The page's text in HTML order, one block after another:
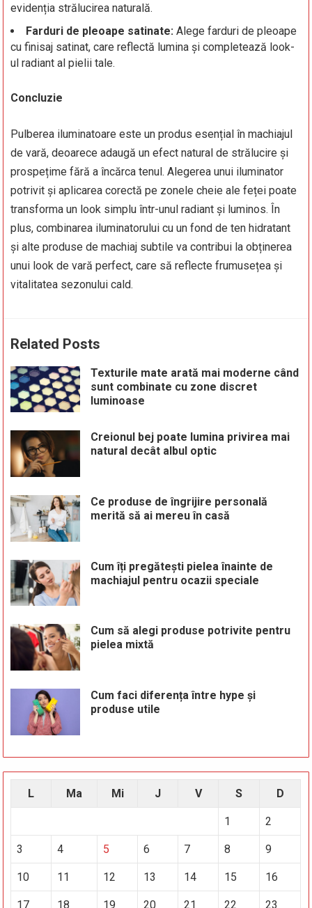
evidenția strălucirea naturală.
Farduri de pleoape satinate: Alege farduri de pleoape
cu finisaj satinat, care reflectă lumina și completează look-
ul radiant al pielii tale.
Concluzie
Pulberea iluminatoare este un produs esențial în machiajul
de vară, deoarece adaugă un efect natural de strălucire și
prospețime fără a încărca tenul. Alegerea unui iluminator
potrivit și aplicarea corectă pe zonele cheie ale feței poate
transforma un look simplu într-unul radiant și luminos. În
plus, combinarea iluminatorului cu un fond de ten hidratant
și alte produse de machiaj subtile va contribui la obținerea
unui look de vară perfect, care să reflecte frumusețea și
vitalitatea sezonului cald.
Related Posts
Texturile mate arată mai moderne când
sunt combinate cu zone discret
luminoase
Creionul bej poate lumina privirea mai
natural decât albul optic
Ce produse de îngrijire personală
merită să ai mereu în casă
Cum îți pregătești pielea înainte de
machiajul pentru ocazii speciale
Cum să alegi produse potrivite pentru
pielea mixtă
Cum faci diferența între hype și
produse utile
L Ma Mi J V S D
1 2
3 4 5 6 7 8 9
10 11 12 13 14 15 16
17 18 19 20 21 22 23